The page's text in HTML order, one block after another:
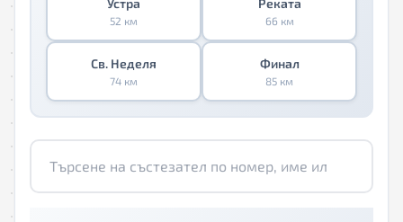
Устра
52 км
Реката
66 км
Св. Неделя
74 км
Финал
85 км